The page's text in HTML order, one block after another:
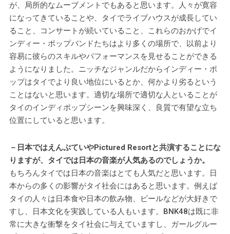
が、局所的なムーブメントでもあると思います。人々が寛容
になってきていることや、タイでライブハウスが成長してい
ること、コンサートが続いていること、これらのおかげでイ
ンディー・ポップバンドたちはより多くの場所で、以前より
容易に彼らのスキルやパフォーマンスを見せることができる
ようになりました。ニッチなジャンルだからインディー・ポ
ップはタイでより良い地位にいるとか、何かより劣るという
ことはないと思います。適切な場所で適切な人といることが
タイのインディポップシーンを興味深く、良質で有望な立ち
位置にしていると思います。
－日本ではえんぷていやPictured Resortと共演することにな
りますが、タイでは日本の音楽が人気あるのでしょうか。
もちろんタイでは日本の音楽はとても人気だと思います。日
本からの多くの影響がタイ社会にはあると思います。例えば
タイの人々は日本食や日本の飲み物、ビールなどが大好きで
すし、日本文化を実践している人もいます。BNK48は既に非
常に大きな衝撃をタイ社会に与えていますし、ガールグルー